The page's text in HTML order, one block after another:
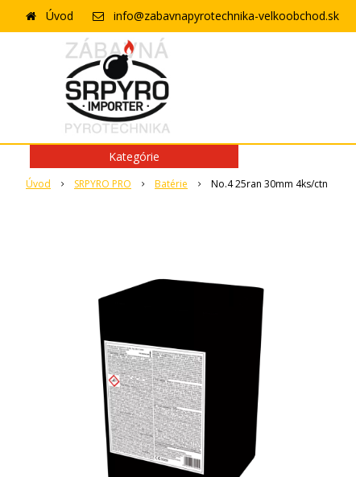
Úvod info@zabavnapyrotechnika-velkoobchod.sk
Úvod SRPYRO PRO Batérie No.4 25ran 30mm 4ks/ctn
Kategórie